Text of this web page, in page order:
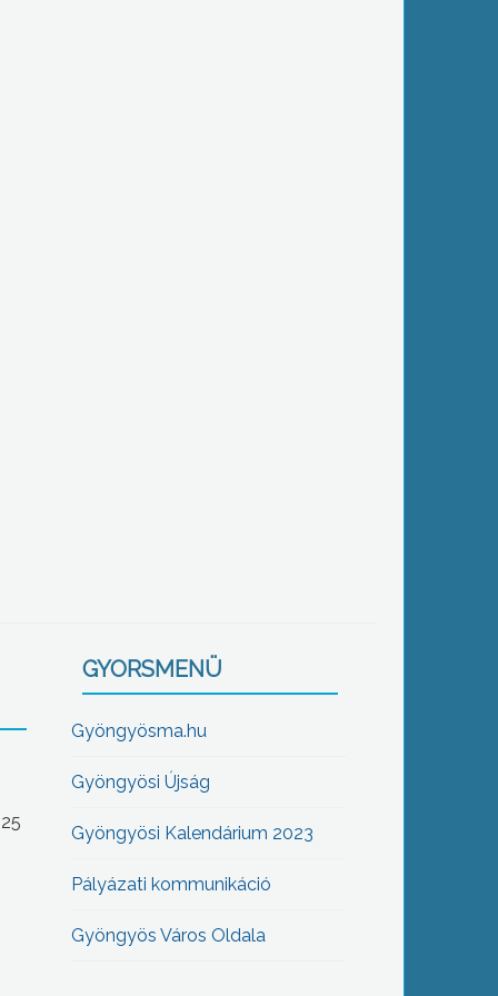
GYORSMENÜ
Gyöngyösma.hu
Gyöngyösi Újság
Gyöngyösi Kalendárium 2023
Pályázati kommunikáció
Gyöngyös Város Oldala